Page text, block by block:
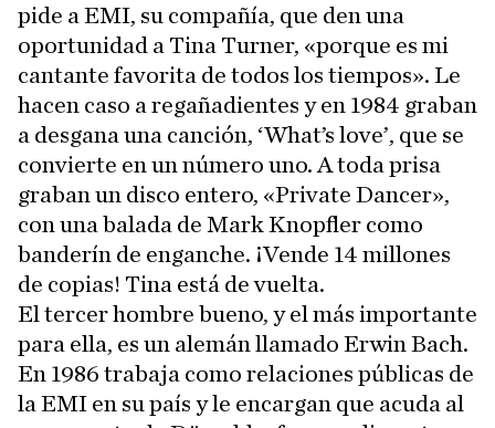
pide a EMI, su compañía, que den una
oportunidad a Tina Turner, «porque es mi
cantante favorita de todos los tiempos». Le
hacen caso a regañadientes y en 1984 graban
a desgana una canción, ‘What’s love’, que se
convierte en un número uno. A toda prisa
graban un disco entero, «Private Dancer»,
con una balada de Mark Knopfler como
banderín de enganche. ¡Vende 14 millones
de copias! Tina está de vuelta.
El tercer hombre bueno, y el más importante
para ella, es un alemán llamado Erwin Bach.
En 1986 trabaja como relaciones públicas de
la EMI en su país y le encargan que acuda al